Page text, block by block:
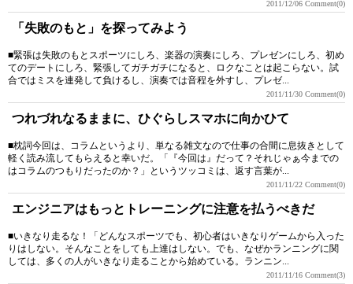
2011/12/06 Comment(0)
「失敗のもと」を探ってみよう
■緊張は失敗のもとスポーツにしろ、楽器の演奏にしろ、プレゼンにしろ、初め
てのデートにしろ、緊張してガチガチになると、ロクなことは起こらない。試
合ではミスを連発して負けるし、演奏では音程を外すし、プレゼ...
2011/11/30 Comment(0)
つれづれなるままに、ひぐらしスマホに向かひて
■枕詞今回は、コラムというより、単なる雑文なので仕事の合間に息抜きとして
軽く読み流してもらえると幸いだ。「『今回は』だって？それじゃぁ今までの
はコラムのつもりだったのか？」というツッコミは、返す言葉が...
2011/11/22 Comment(0)
エンジニアはもっとトレーニングに注意を払うべきだ
■いきなり走るな！「どんなスポーツでも、初心者はいきなりゲームから入った
りはしない。そんなことをしても上達はしない。でも、なぜかランニングに関
しては、多くの人がいきなり走ることから始めている。ランニン...
2011/11/16 Comment(3)